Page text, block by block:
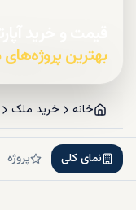
بهترین پروژه‌های ۱۴۰۵ + شرایط خرید اقساطی
خانه خرید ملک
نمای کلی پروژه